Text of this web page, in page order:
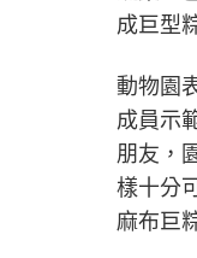
成巨型
動物園
成員示
朋友，
樣十分
麻布巨